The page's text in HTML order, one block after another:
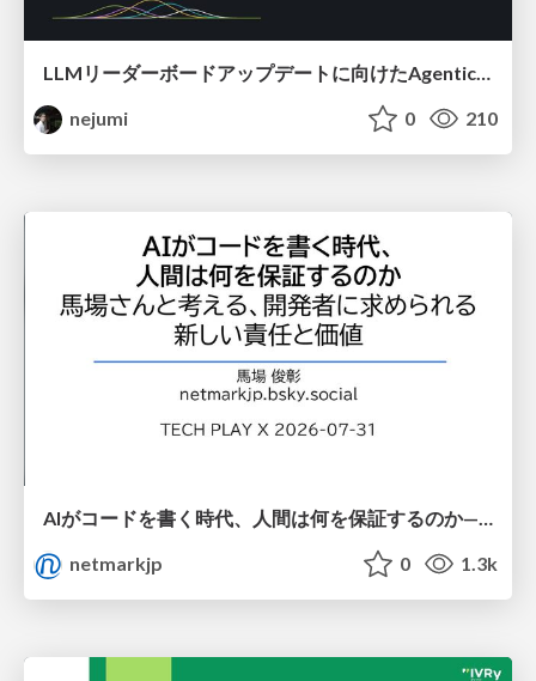
nejumi
0 210
AIがコードを書く時代、人間は何を保証するのか———馬場さんと考える、開発者に求められる新しい責任と価値 - TECH PLAY
netmarkjp
0 1.3k